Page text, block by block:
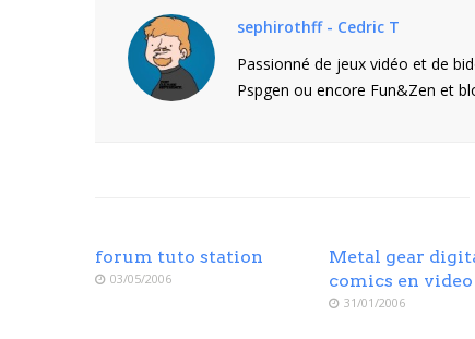
sephirothff - Cedric T
Passionné de jeux vidéo et de
Pspgen ou encore Fun&Zen et
forum tuto station
03/05/2006
Metal gear
comics en video
31/01/2006